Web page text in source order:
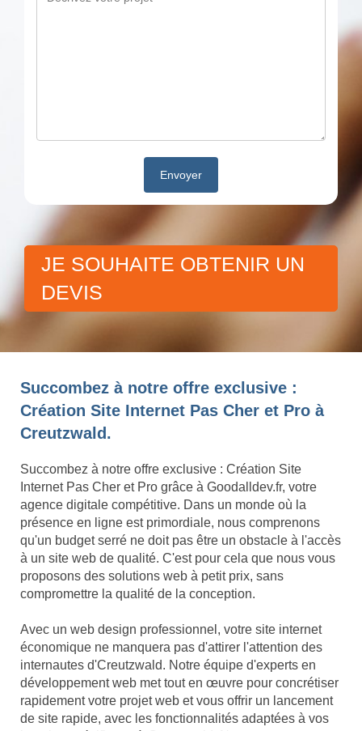
JE SOUHAITE OBTENIR UN
DEVIS
Succombez à notre offre exclusive :
Création Site Internet Pas Cher et Pro à
Creutzwald.
Succombez à notre offre exclusive : Création Site
Internet Pas Cher et Pro grâce à Goodalldev.fr, votre
agence digitale compétitive. Dans un monde où la
présence en ligne est primordiale, nous comprenons
qu'un budget serré ne doit pas être un obstacle à l'accès
à un site web de qualité. C'est pour cela que nous vous
proposons des solutions web à petit prix, sans
compromettre la qualité de la conception.
Avec un web design professionnel, votre site internet
économique ne manquera pas d'attirer l'attention des
internautes d'Creutzwald. Notre équipe d'experts en
développement web met tout en œuvre pour concrétiser
rapidement votre projet web et vous offrir un lancement
de site rapide, avec les fonctionnalités adaptées à vos